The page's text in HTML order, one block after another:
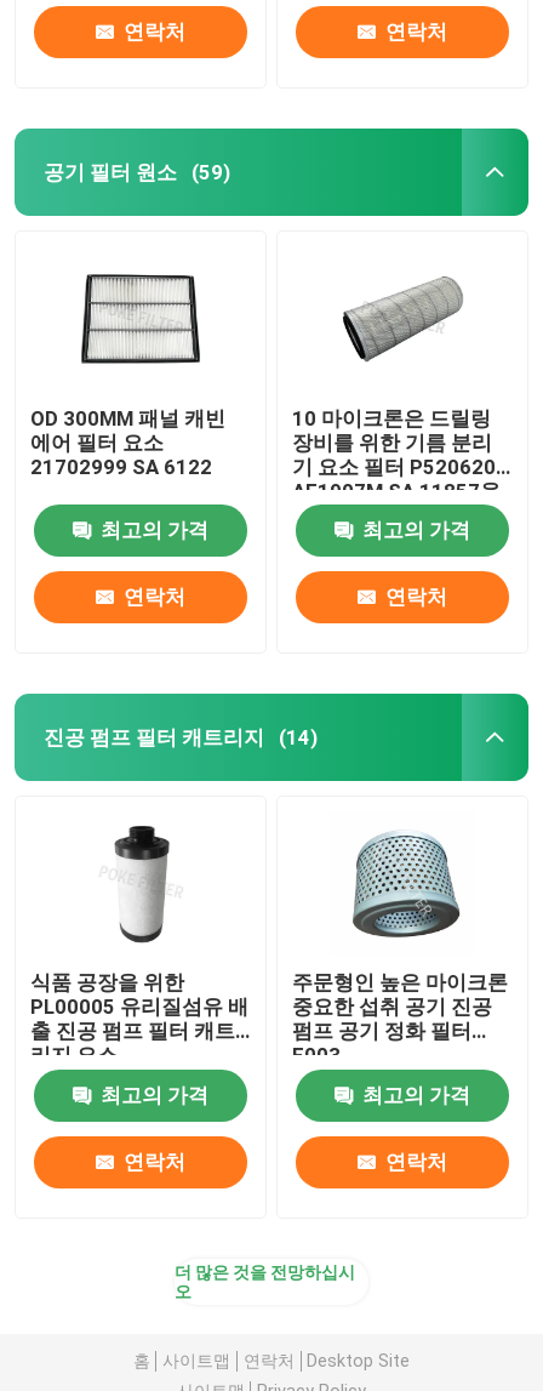
연락처 연락처
공기 필터 원소 (59)
OD 300MM 패널 캐빈
에어 필터 요소
21702999 SA 6122
최고의 가격
연락처
10 마이크론은 드릴링
장비를 위한 기름 분리
기 요소 필터 P520620
AF1907M SA 11857을
발표합니다
최고의 가격
연락처
진공 펌프 필터 캐트리지 (14)
식품 공장을 위한
PL00005 유리질섬유 배
출 진공 펌프 필터 캐트
리지 요소
최고의 가격
연락처
주문형인 높은 마이크론
중요한 섭취 공기 진공
펌프 공기 정화 필터
F003
최고의 가격
연락처
더 많은 것을 전망하십시
오
홈 사이트맵 연락처
Desktop Site